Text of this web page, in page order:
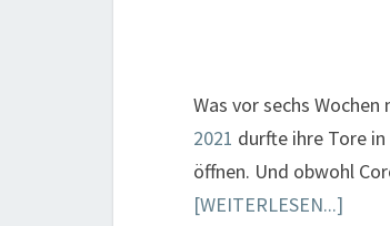
Was vor sechs
2021 durfte ihre Tore
öffnen. Und obwohl
[WEITERLESEN...]